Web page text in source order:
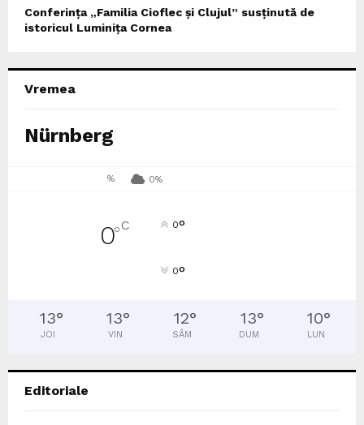
Conferința „Familia Cioflec și Clujul” susținută de
istoricul Luminița Cornea
Vremea
Nürnberg
% 0%
0°C 0°
0°
13°
JOI
13°
VIN
12°
SÂM
13°
DUM
10°
LUN
Editoriale